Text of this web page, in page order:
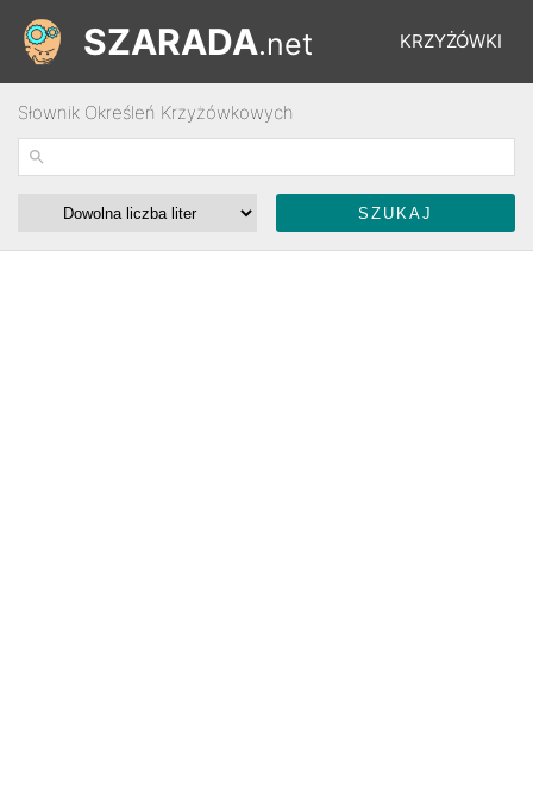
KRZYŻÓWKI
ŁAMIGŁÓWKI
SZARADA.net
Słownik Określeń Krzyżówkowych